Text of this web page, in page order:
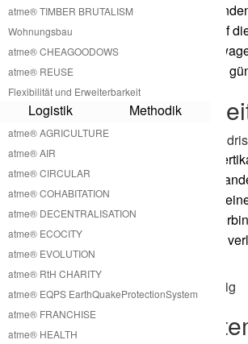
atme® TIMBER BRUTALISM
Wohnungsbau
atme® CHEAGOODOWS
atme® REUSE
Flexibilität und Erweiterbarkeit
Logistik Methodik
atme® AGRICULTURE
atme® AIR
atme® CIRCULAR
atme® COHABITATION
atme® DECENTRALISATION
atme® ECOCITY
atme® EVOLUTION
atme® RtH CHARITY
atme® EQPS EarthQuakeProtectionSystem
atme® FRANCHISE
atme® HEALTH
Transportmittel zu
clevere Art und Weise auf
Kran oder mobilen
Lösung sehr effizient und
Vertikale
Unsere A Houses sind
kleine A Houses
Falle idealer Weise über
auch möglich kleinere
jedoch etwas Wohnraum
Lösung.
A House mit